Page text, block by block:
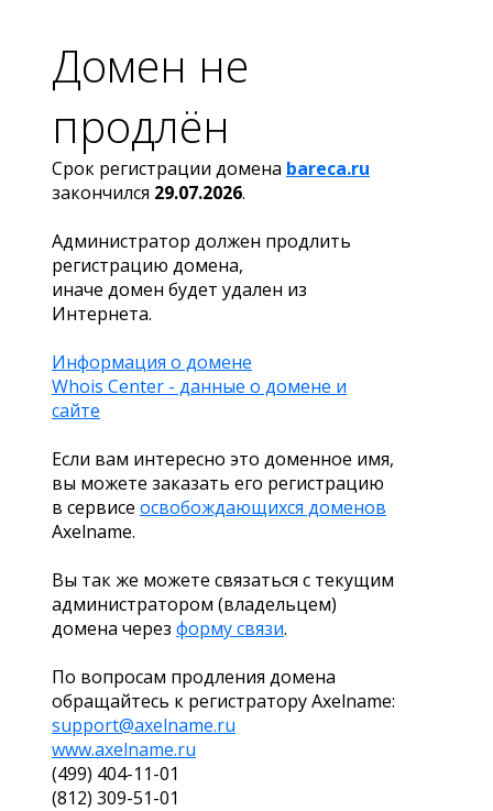
Домен не
продлён
Срок регистрации домена bareca.ru
закончился 29.07.2026.
Администратор должен продлить
регистрацию домена,
иначе домен будет удален из
Интернета.
Информация о домене
Whois Center - данные о домене и
сайте
Если вам интересно это доменное имя,
вы можете заказать его регистрацию
в сервисе освобождающихся доменов
Axelname.
Вы так же можете связаться с текущим
администратором (владельцем)
домена через форму связи.
По вопросам продления домена
обращайтесь к регистратору Axelname:
support@axelname.ru
www.axelname.ru
(499) 404-11-01
(812) 309-51-01